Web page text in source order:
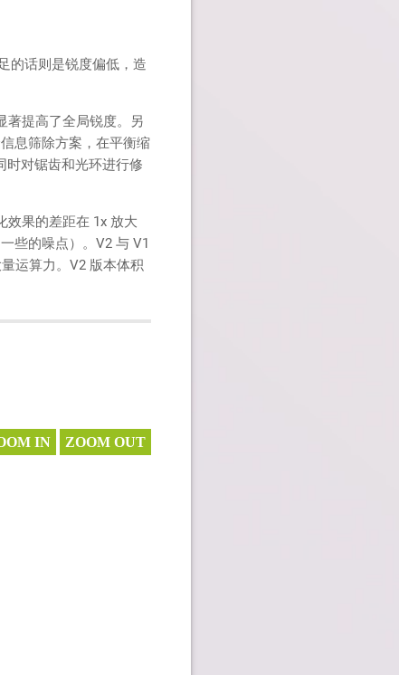
的话则是锐度偏低，造
著提高了全局锐度。另
息筛除方案，在平衡缩
时对锯齿和光环进行修
效果的差距在 1x 放大
些的噪点）。V2 与 V1
运算力。V2 版本体积